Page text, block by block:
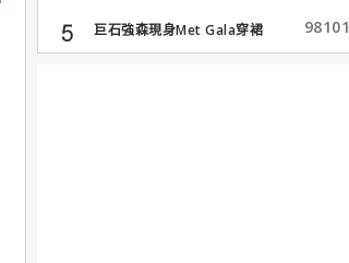
巨石強森現身Met Gala穿裙
子...
98101